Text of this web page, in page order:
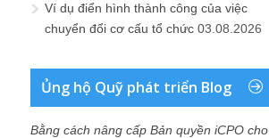
Ví dụ điển hình thành công của việc
chuyển đổi cơ cấu tổ chức 03.08.2026
Ủng hộ Quỹ phát triển Blog
Bằng cách nâng cấp Bản quyền iCPO cho